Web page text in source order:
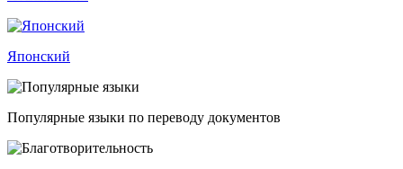
Японский
Популярные языки по переводу документов